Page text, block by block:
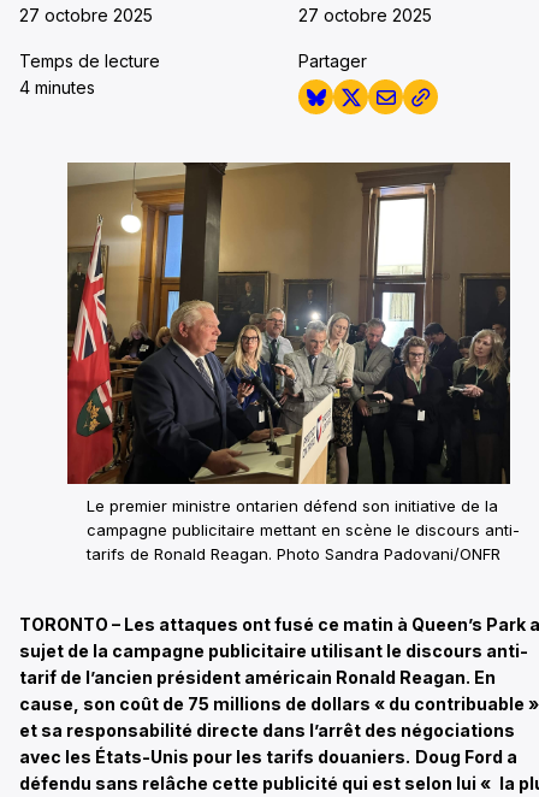
27 octobre 2025
27 octobre 2025
Temps de lecture
4 minutes
Partager
Le premier ministre ontarien défend son initiative de la
campagne publicitaire mettant en scène le discours anti-
tarifs de Ronald Reagan. Photo Sandra Padovani/ONFR
TORONTO – Les attaques ont fusé ce matin à Queen’s Park
sujet de la campagne publicitaire utilisant le discours anti-
tarif de l’ancien président américain Ronald Reagan. En
cause, son coût de 75 millions de dollars « du contribuable
et sa responsabilité directe dans l’arrêt des négociations
avec les États-Unis pour les tarifs douaniers. Doug Ford a
défendu sans relâche cette publicité qui est selon lui « la